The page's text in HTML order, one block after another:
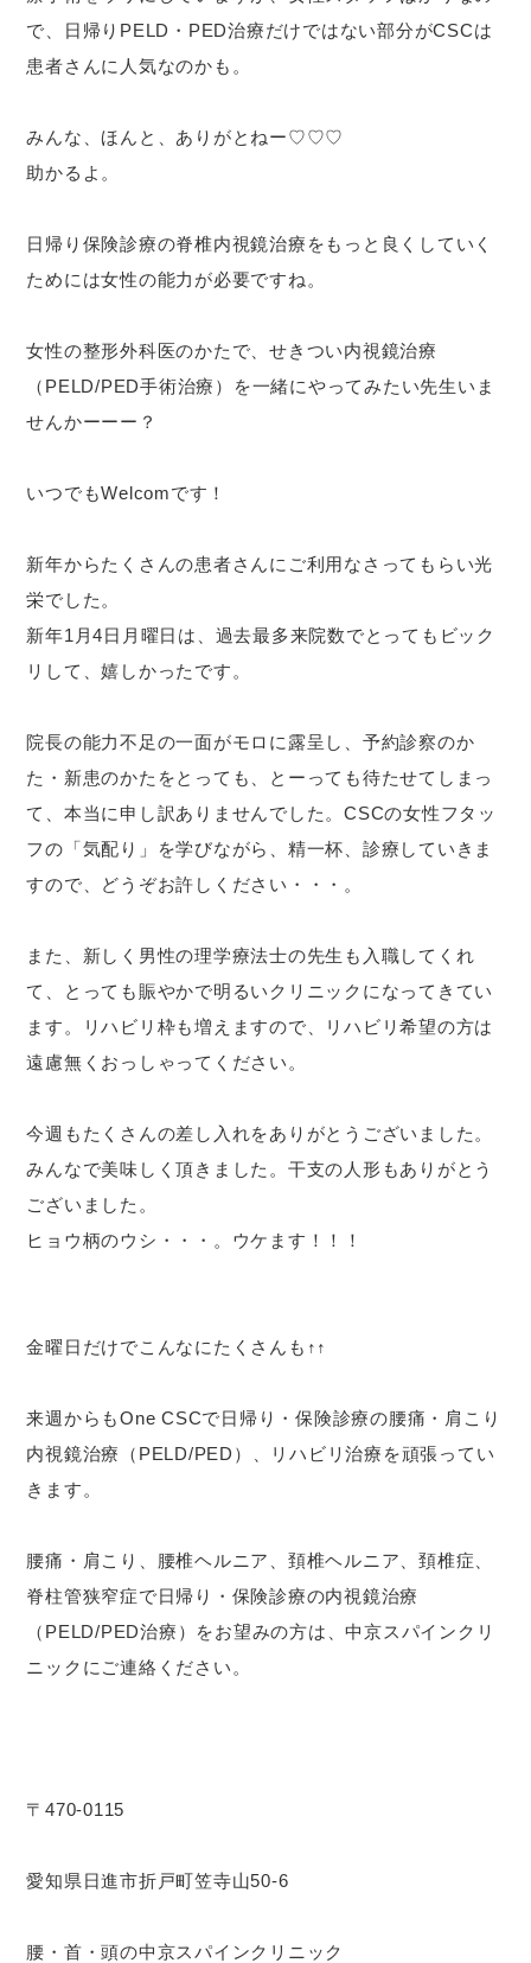
で、日帰りPELD・PED治療だけではない部分がCSCは
患者さんに人気なのかも。
みんな、ほんと、ありがとねー♡♡♡
助かるよ。
日帰り保険診療の脊椎内視鏡治療をもっと良くしていく
ためには女性の能力が必要ですね。
女性の整形外科医のかたで、せきつい内視鏡治療
（PELD/PED手術治療）を一緒にやってみたい先生いま
せんかーーー？
いつでもWelcomです！
新年からたくさんの患者さんにご利用なさってもらい光
栄でした。
新年1月4日月曜日は、過去最多来院数でとってもビック
リして、嬉しかったです。
院長の能力不足の一面がモロに露呈し、予約診察のか
た・新患のかたをとっても、とーっても待たせてしまっ
て、本当に申し訳ありませんでした。CSCの女性フタッ
フの「気配り」を学びながら、精一杯、診療していきま
すので、どうぞお許しください・・・。
また、新しく男性の理学療法士の先生も入職してくれ
て、とっても賑やかで明るいクリニックになってきてい
ます。リハビリ枠も増えますので、リハビリ希望の方は
遠慮無くおっしゃってください。
今週もたくさんの差し入れをありがとうございました。
みんなで美味しく頂きました。干支の人形もありがとう
ございました。
ヒョウ柄のウシ・・・。ウケます！！！
金曜日だけでこんなにたくさんも↑↑
来週からもOne CSCで日帰り・保険診療の腰痛・肩こり
内視鏡治療（PELD/PED）、リハビリ治療を頑張ってい
きます。
腰痛・肩こり、腰椎ヘルニア、頚椎ヘルニア、頚椎症、
脊柱管狭窄症で日帰り・保険診療の内視鏡治療
（PELD/PED治療）をお望みの方は、中京スパインクリ
ニックにご連絡ください。
〒470-0115
愛知県日進市折戸町笠寺山50-6
腰・首・頭の中京スパインクリニック